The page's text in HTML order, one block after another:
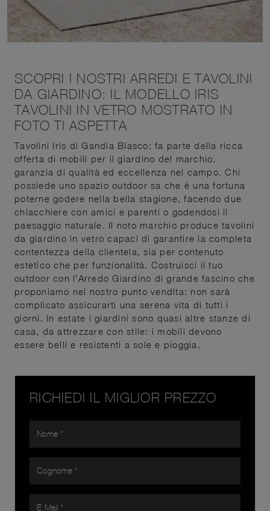
SCOPRI I NOSTRI ARREDI E TAVOLINI
DA GIARDINO: IL MODELLO IRIS
TAVOLINI IN VETRO MOSTRATO IN
FOTO TI ASPETTA
Tavolini Iris di Gandia Blasco: fa parte della ricca
offerta di mobili per il giardino del marchio,
garanzia di qualità ed eccellenza nel campo. Chi
possiede uno spazio outdoor sa che è una fortuna
poterne godere nella bella stagione, facendo due
chiacchiere con amici e parenti o godendosi il
paesaggio naturale. Il noto marchio produce tavolini
da giardino in vetro capaci di garantire la completa
contentezza della clientela, sia per contenuto
estetico che per funzionalità. Costruisci il tuo
outdoor con l’Arredo Giardino di grande fascino che
proponiamo nel nostro punto vendita: non sarà
complicato assicurarti una serena vita di tutti i
giorni. In estate i giardini sono quasi altre stanze di
casa, da attrezzare con stile: i mobili devono
essere belli e resistenti a sole e pioggia.
RICHIEDI IL MIGLIOR PREZZO